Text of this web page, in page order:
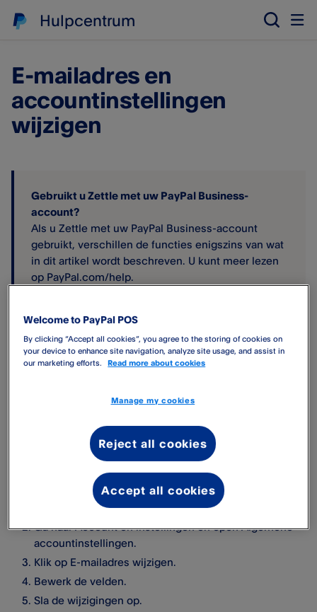
Hulpcentrum
E-mailadres en
accountinstellingen
wijzigen
Gebruikt u Zettle met uw PayPal Business-
account?
Als u Zettle met uw PayPal Business-account
gebruikt, verschillen de functies enigszins van wat
in dit artikel wordt beschreven. U kunt meer lezen
op PayPal.com/help.
Opmy.zettle.comkun je je accountinstellingen wijzigen,
zoals e-mailadres, wachtwoord en profielfoto.
en vervolgens 'Algemene accountinstellingen'.
Volg de onderstaande stappen om het primaire e-
mailadres dat aan je PayPal Point of Sale-account is
gekoppeld te wijzigen:
zettle.com.
Ga naar Account en instellingen en open Algemene
accountinstellingen.
Klik op E-mailadres wijzigen.
Bewerk de velden.
Sla de wijzigingen op.
Welcome to PayPal POS
By clicking “Accept all cookies”, you agree to the storing of cookies on
your device to enhance site navigation, analyze site usage, and assist in
our marketing efforts.
Read more about cookies
Manage my cookies
Reject all cookies
Accept all cookies